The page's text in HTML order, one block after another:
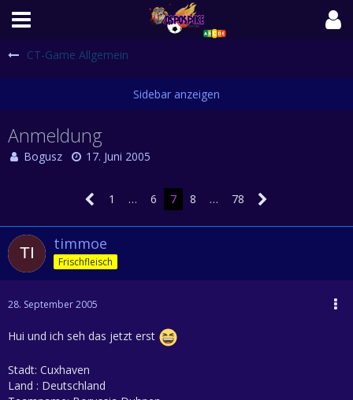
CT-Game Allgemein
Anmeldung
Bogusz 17. Juni 2005
1 … 6 7 8 … 78
timmoe
Frischfleisch
28. September 2005
Hui und ich seh das jetzt erst
Stadt: Cuxhaven
Land : Deutschland